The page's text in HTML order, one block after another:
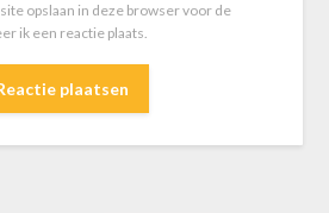
opslaan in deze browser voor de
ik een reactie plaats.